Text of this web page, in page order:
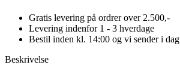
Gratis levering på ordrer over 2.500,-
Levering indenfor 1 - 3 hverdage
Bestil inden kl. 14:00 og vi sender i dag
Beskrivelse